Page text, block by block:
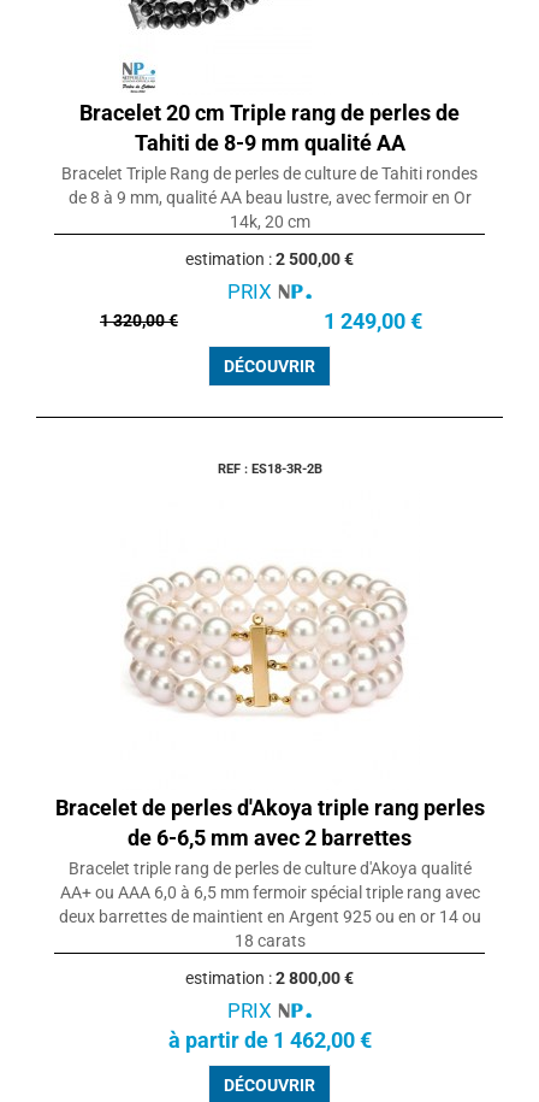
Bracelet 20 cm Triple rang de perles de
Tahiti de 8-9 mm qualité AA
Bracelet Triple Rang de perles de culture de Tahiti rondes
de 8 à 9 mm, qualité AA beau lustre, avec fermoir en Or
14k, 20 cm
estimation :2 500,00 €
PRIX
1 320,00 € 1 249,00 €
DÉCOUVRIR
REF : ES18-3R-2B
Bracelet de perles d'Akoya triple rang perles
de 6-6,5 mm avec 2 barrettes
Bracelet triple rang de perles de culture d'Akoya qualité
AA+ ou AAA 6,0 à 6,5 mm fermoir spécial triple rang avec
deux barrettes de maintient en Argent 925 ou en or 14 ou
18 carats
estimation :2 800,00 €
PRIX
à partir de 1 462,00 €
DÉCOUVRIR